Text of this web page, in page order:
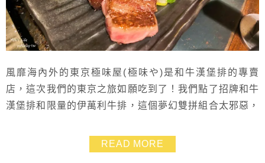
風靡海內外的東京極味屋(極味や)是和牛漢堡排的專賣
店，這次我們的東京之旅如願吃到了！我們點了招牌和牛
漢堡排和限量的伊萬利牛排，這個夢幻雙拼組合太邪惡，
把時間排隊，以及點餐的攻略，最近要出發去吃極味屋的
READ MORE